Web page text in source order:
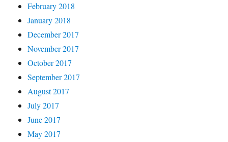
February 2018
January 2018
December 2017
November 2017
October 2017
September 2017
August 2017
July 2017
June 2017
May 2017